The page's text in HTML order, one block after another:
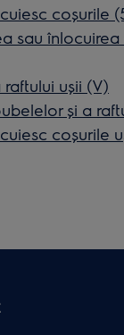
coșurile
sau înlocuirea
ușii (V)
și a
coșurile